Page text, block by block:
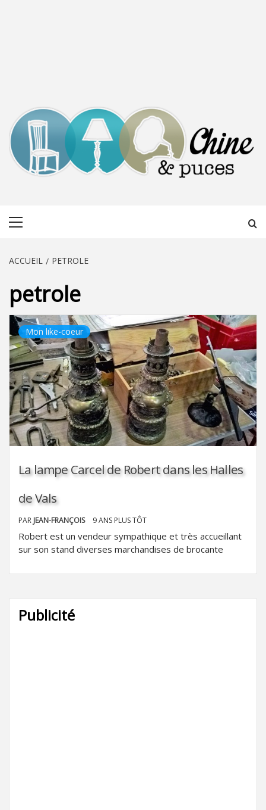
ACCUEIL PETROLE
petrole
Mon like-coeur
La lampe Carcel de Robert dans les Halles
de Vals
PAR JEAN-FRANÇOIS 9 ANS PLUS TÔT
Robert est un vendeur sympathique et très accueillant
sur son stand diverses marchandises de brocante
Publicité